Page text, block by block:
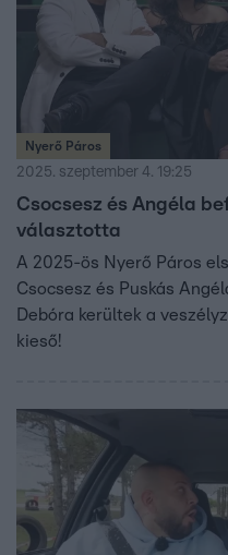
Nyerő Páros
2025. szeptember 4. 19:25
Csocsesz és Angéla
választotta
A 2025-ös Nyerő Páros
Csocsesz és Puskás
Debóra kerültek a
kieső!